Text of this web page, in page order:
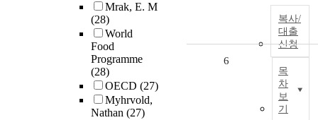
Mrak, E. M
(28)
World
Food
Programme
(28)
OECD (27)
Myhrvold,
Nathan (27)
복사/
대출
신청
목
차
보
기
6